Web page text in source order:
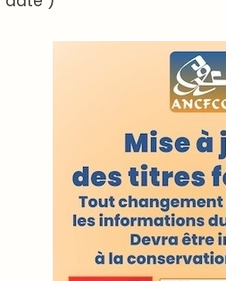
ABOUT
A propos de
VOS
Proposer
LODJ
L'ODJ